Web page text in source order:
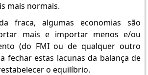
mais normais.
fraca, algumas economias são
mais e importar menos e/ou
(do FMI ou de qualquer outro
fechar estas lacunas da balança de
o equilíbrio.